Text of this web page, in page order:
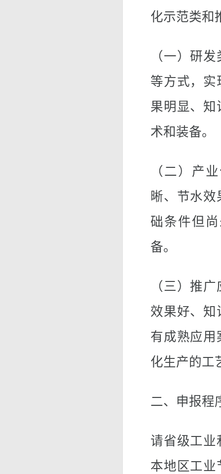
化示范类和
（一）研
等方式，实
果明显、知
术和装备。
（二）产
晰、节水
础条件但
备。
（三）推
效果好、知
有成熟应用
化生产的工
二、申报程
请省级工业
本地区工业